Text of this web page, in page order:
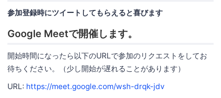
参加登録時にツイートしてもらえると喜びます
Google Meetで開催します。
開始時間になったら以下のURLで参加のリクエストをしてお
待ちください。（少し開始が遅れることがあります）
URL: https://meet.google.com/wsh-drqk-jdv